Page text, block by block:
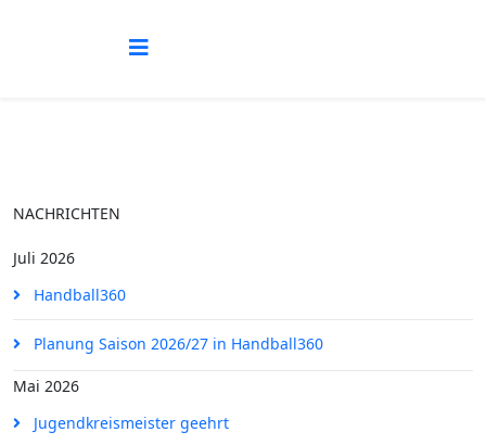
NACHRICHTEN
Juli 2026
Handball360
Planung Saison 2026/27 in Handball360
Mai 2026
Jugendkreismeister geehrt